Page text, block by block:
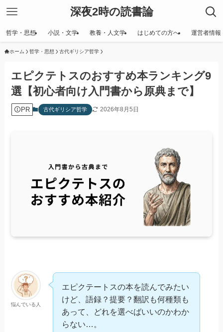
深夜2時の読書論
哲学・思想 小説・文学 教養・人文学 はじめての方へ 運営者情報
ホーム 哲学・思想 古代ギリシア哲学
エピクテトスのおすすめ本ランキング9
選【初心者向け入門書から原典まで】
PR 古代ギリシア哲学 2026年8月5日
悩んでいる人
エピクテートスの本を読んでみたい
けど、語録？提要？翻訳も何種類も
あって、どれを選べばいいのかわか
らない…。